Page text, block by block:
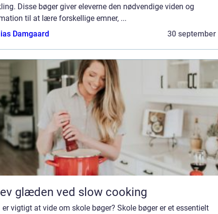
Disse bøger giver eleverne den nødvendige viden og
til at lære forskellige emner, ...
Damgaard
30 september
glæden ved slow cooking
er vigtigt at vide om skole bøger? Skole bøger er et essentielt